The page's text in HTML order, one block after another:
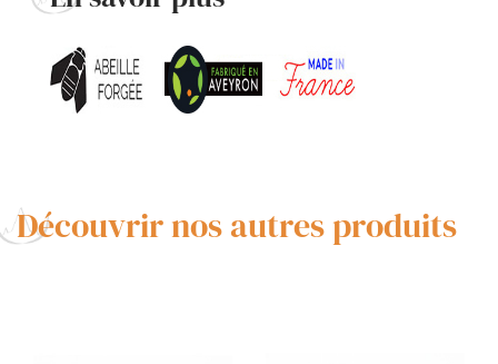
Découvrir nos autres produits